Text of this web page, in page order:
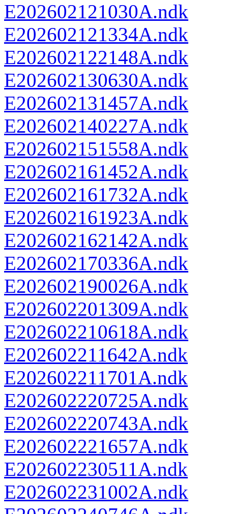
E202602121030A.ndk
E202602121334A.ndk
E202602122148A.ndk
E202602130630A.ndk
E202602131457A.ndk
E202602140227A.ndk
E202602151558A.ndk
E202602161452A.ndk
E202602161732A.ndk
E202602161923A.ndk
E202602162142A.ndk
E202602170336A.ndk
E202602190026A.ndk
E202602201309A.ndk
E202602210618A.ndk
E202602211642A.ndk
E202602211701A.ndk
E202602220725A.ndk
E202602220743A.ndk
E202602221657A.ndk
E202602230511A.ndk
E202602231002A.ndk